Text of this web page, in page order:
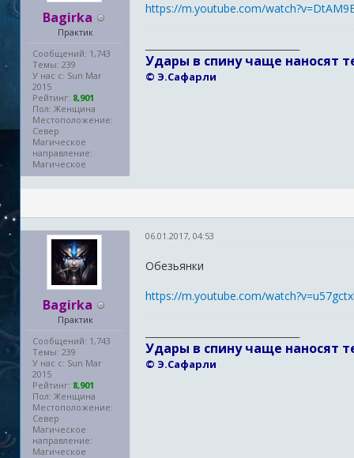
Bagirka
Практик
Сообщений: 1,743
Темы: 239
У нас с: Sun Mar
2015
Рейтинг: 8,901
Пол: Женщина
Местоположение:
Север
Магическое
направление:
Магическое
https://m.youtube.com/
Удары в спину чаще наносят
© Э.Сафарли
Bagirka
Практик
Сообщений: 1,743
Темы: 239
У нас с: Sun Mar
2015
Рейтинг: 8,901
Пол: Женщина
Местоположение:
Север
Магическое
направление:
Магическое
06.01.2017, 04:53
Обезьянки
https://m.youtube.com/
Удары в спину чаще наносят
© Э.Сафарли